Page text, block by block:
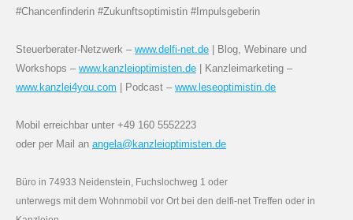
#Chancenfinderin #Zukunftsoptimistin #Impulsgeberin
Steuerberater-Netzwerk – www.delfi-net.de
Blog, Webinare und
Workshops – www.kanzleioptimisten.de
Kanzleimarketing –
www.kanzlei4you.com
Podcast – www.leseoptimistin.de
Mobil erreichbar unter +49 160 5552223
oder per Mail an angela@kanzleioptimisten.de
Büro in 74933 Neidenstein, Fuchslochweg 1 oder
unterwegs mit dem Wohnmobil vor Ort bei den delfi-net Treffen oder in